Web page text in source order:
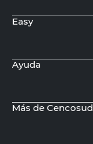
Easy
Ayuda
Más de Cencosud